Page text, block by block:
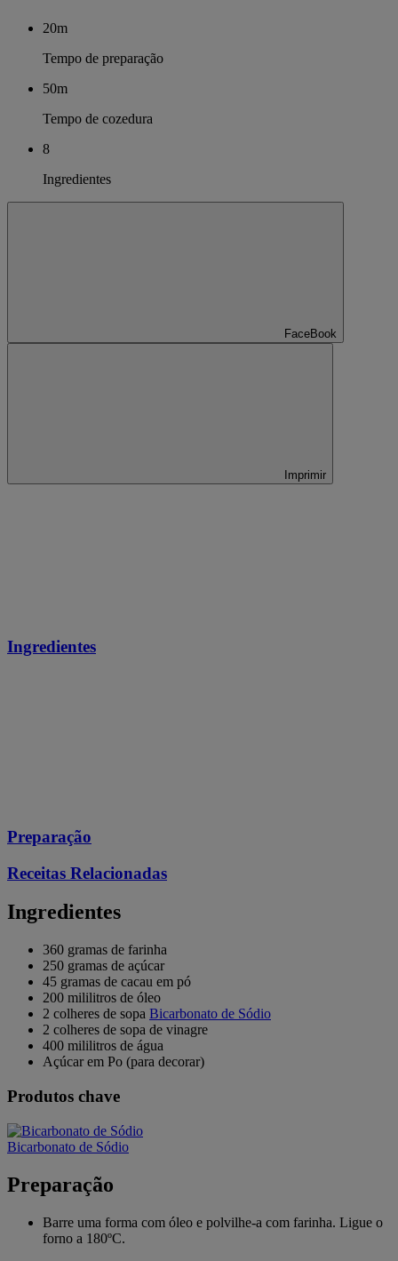
20m
Tempo de preparação
50m
Tempo de cozedura
8
Ingredientes
FaceBook
Imprimir
Ingredientes
Preparação
Receitas Relacionadas
Ingredientes
360 gramas de farinha
250 gramas de açúcar
45 gramas de cacau em pó
200 mililitros de óleo
2 colheres de sopa Bicarbonato de Sódio
2 colheres de sopa de vinagre
400 mililitros de água
Açúcar em Po (para decorar)
Produtos chave
Bicarbonato de Sódio
Preparação
Barre uma forma com óleo e polvilhe-a com farinha. Ligue o
forno a 180ºC.